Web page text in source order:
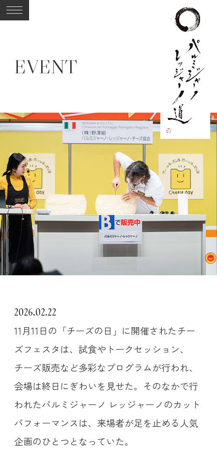
EVENT
2026.02.22
11月11日の「チーズの日」に開催されたチー
ズフェスタは、試食やトークセッション、
チーズ販売など多彩なプログラムが行われ、
会場は終日にぎわいを見せた。そのなかで行
われたパルミジャーノ レッジャーノのカット
パフォーマンスは、来場者が足を止める人気
企画のひとつとなっていた。